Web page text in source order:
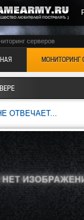
серверов
МОНИТОРИНГ
ОТВЕЧАЕТ...